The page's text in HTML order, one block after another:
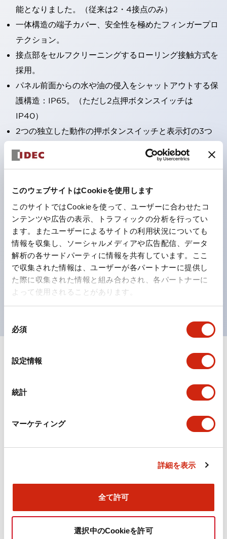
このウェブサイトはCookieを使用します
このサイトではCookieを使って、ユーザーに合わせたコ
ンテンツや広告の表示、トラフィックの分析を行ってい
ます。またユーザーによるサイトの利用状況についても
情報を収集し、ソーシャルメディアや広告配信、データ
解析の各サードパーティに情報を共有しています。ここ
で収集された情報は、ユーザーが各パートナーに提供し
た際に収集された情報と組み合わされ、各パートナーに
よって使用されることがあります。
必須
設定情報
統計
マーケティング
詳細を表示
全て許可
選択中のCookieを許可
能となりました。（従来は2・4接点のみ）
一体構造の端子カバー、安全性を極めたフィンガープロ
テクション。
接点部をセルフクリーニングするローリング接触方式を
採用。
パネル前面からの水や油の侵入をシャットアウトする保
護構造：IP65。（ただし2点押ボタンスイッチは
IP40）
2つの独立した動作の押ボタンスイッチと表示灯の3つ
の機能を1つのスイッチで可能にした2点押ボタンスイッ
チも完備。
1つで6色の役をこなすLED球（LSRD球）。これまで色
ごとに分かれていたLED球を、1色のLED球で各色を表
現できるようにしました。
カラーユニバーサルデザインに対応。表示灯（角平形）
の点灯/消灯の認識および、点灯時のランプ色の識別が
対応。
ISO 3864-4安全色に対応。危険時や緊急事態時の色表
現がより明確・鮮明で、より多くの方が識別可能に。
仕様 すべて展開 +